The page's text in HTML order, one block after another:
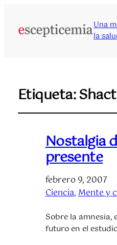
Una
la
Etiqueta:
Nostalgia
presente
febrero 9, 2007
Ciencia, Mente y
Sobre la amnesia,
futuro en el